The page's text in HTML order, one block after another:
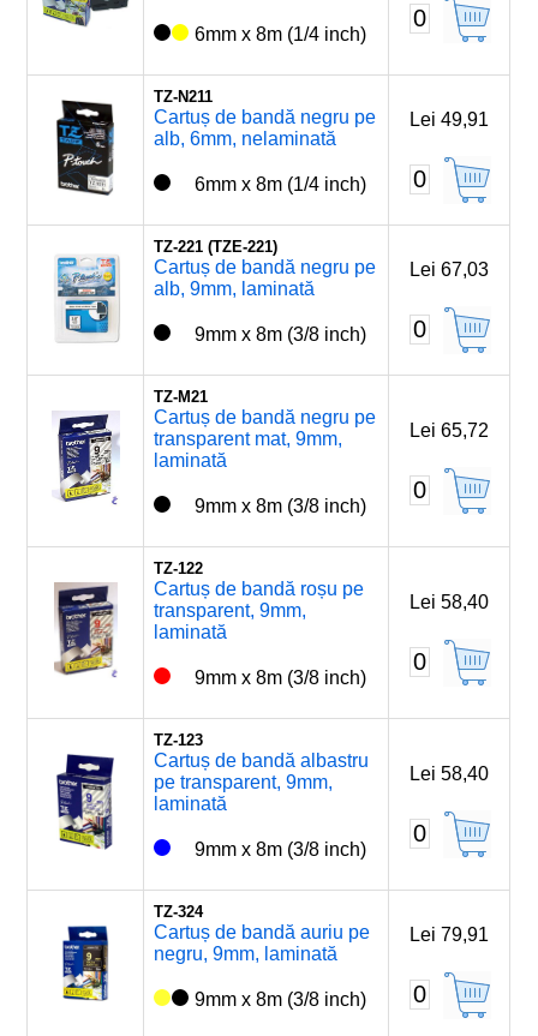
6mm x 8m (1/4 inch)
0
TZ-N211
Cartuș de bandă negru pe
alb, 6mm, nelaminată
6mm x 8m (1/4 inch)
Lei 49,91
0
TZ-221 (TZE-221)
Cartuș de bandă negru pe
alb, 9mm, laminată
9mm x 8m (3/8 inch)
Lei 67,03
0
TZ-M21
Cartuș de bandă negru pe
transparent mat, 9mm,
laminată
9mm x 8m (3/8 inch)
Lei 65,72
0
TZ-122
Cartuș de bandă roșu pe
transparent, 9mm,
laminată
9mm x 8m (3/8 inch)
Lei 58,40
0
TZ-123
Cartuș de bandă albastru
pe transparent, 9mm,
laminată
9mm x 8m (3/8 inch)
Lei 58,40
0
TZ-324
Cartuș de bandă auriu pe
negru, 9mm, laminată
9mm x 8m (3/8 inch)
Lei 79,91
0